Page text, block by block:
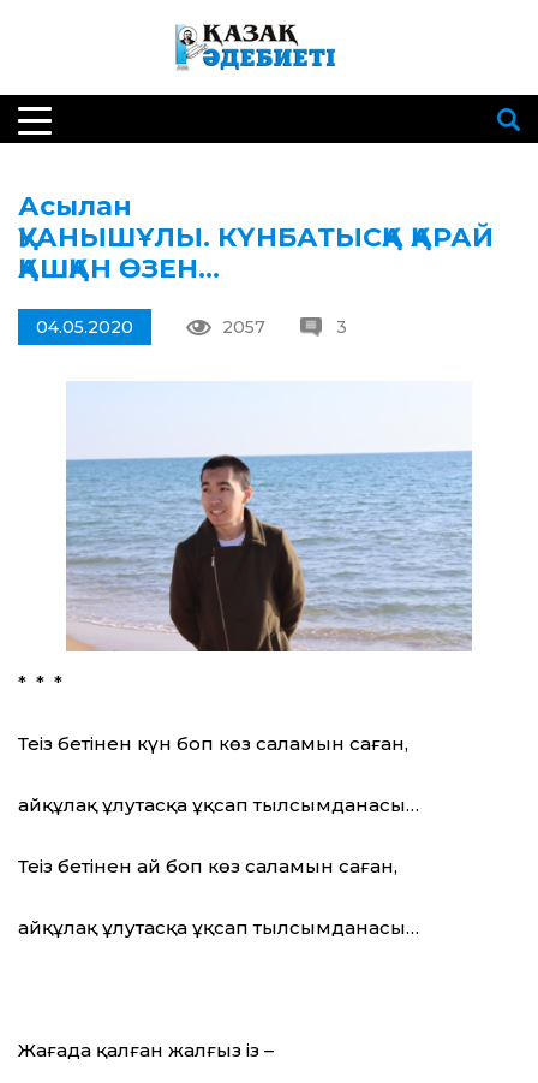
Асылан
ҚУАНЫШҰЛЫ. КҮНБАТЫСҚА ҚАРАЙ
ҚАШҚАН ӨЗЕН…
04.05.2020 2057 3
* * *
Теңіз бетінен күн боп көз саламын саған,
айқұлақ ұлутасқа ұқсап тылсымданасың…
Теңіз бетінен ай боп көз саламын саған,
айқұлақ ұлутасқа ұқсап тылсымданасың…
Жағада қалған жалғыз із –